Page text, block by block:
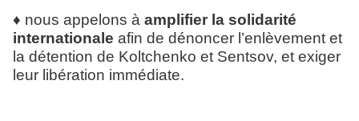
♦ nous appelons à amplifier la solidarité
internationale afin de dénoncer l’enlèvement et
la détention de Koltchenko et Sentsov, et exiger
leur libération immédiate.